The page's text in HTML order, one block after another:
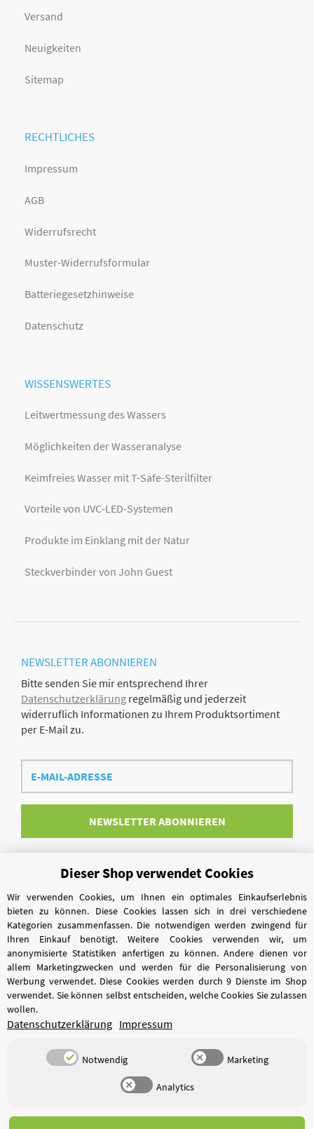
Versand
Neuigkeiten
Sitemap
RECHTLICHES
Impressum
AGB
Widerrufsrecht
Muster-Widerrufsformular
Batteriegesetzhinweise
Datenschutz
WISSENSWERTES
Leitwertmessung des Wassers
Möglichkeiten der Wasseranalyse
Keimfreies Wasser mit T-Safe-Sterilfilter
Vorteile von UVC-LED-Systemen
Produkte im Einklang mit der Natur
Steckverbinder von John Guest
NEWSLETTERABONNIEREN
Bitte senden Sie mir entsprechend Ihrer
Datenschutzerklärung regelmäßig und jederzeit
widerruflich Informationen zu Ihrem Produktsortiment
per E-Mail zu.
E-
Mail-
Adresse
NEWSLETTER ABONNIEREN
Vertrag widerrufen
*Alle Preise inkl. gesetzlicher USt., zzgl.Versand
Dieser Shop verwendet Cookies
Wir verwenden Cookies, um Ihnen ein optimales Einkaufserlebnis
bieten zu können. Diese Cookies lassen sich in drei verschiedene
Kategorien zusammenfassen. Die notwendigen werden zwingend für
Ihren Einkauf benötigt. Weitere Cookies verwenden wir, um
anonymisierte Statistiken anfertigen zu können. Andere dienen vor
allem Marketingzwecken und werden für die Personalisierung von
Werbung verwendet. Diese Cookies werden durch 9 Dienste im Shop
verwendet. Sie können selbst entscheiden, welche Cookies Sie zulassen
wollen.
Datenschutzerklärung Impressum
Notwendig Marketing
Analytics